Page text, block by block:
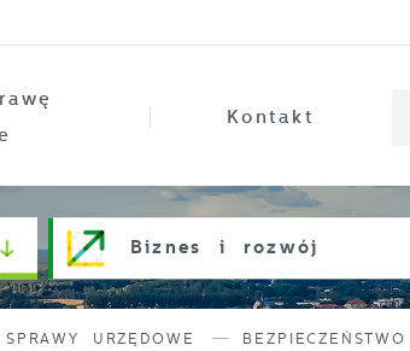
Kontakt
Biznes i rozwój
SPRAWY URZĘDOWE